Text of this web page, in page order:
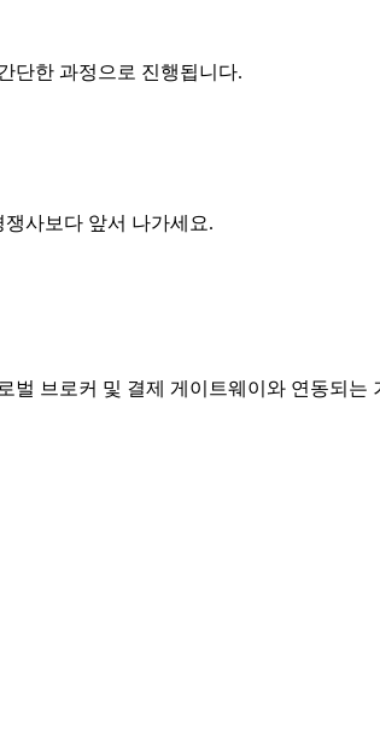
단한 과정으로 진행됩니다.
사보다 앞서 나가세요.
벌 브로커 및 결제 게이트웨이와 연동되는